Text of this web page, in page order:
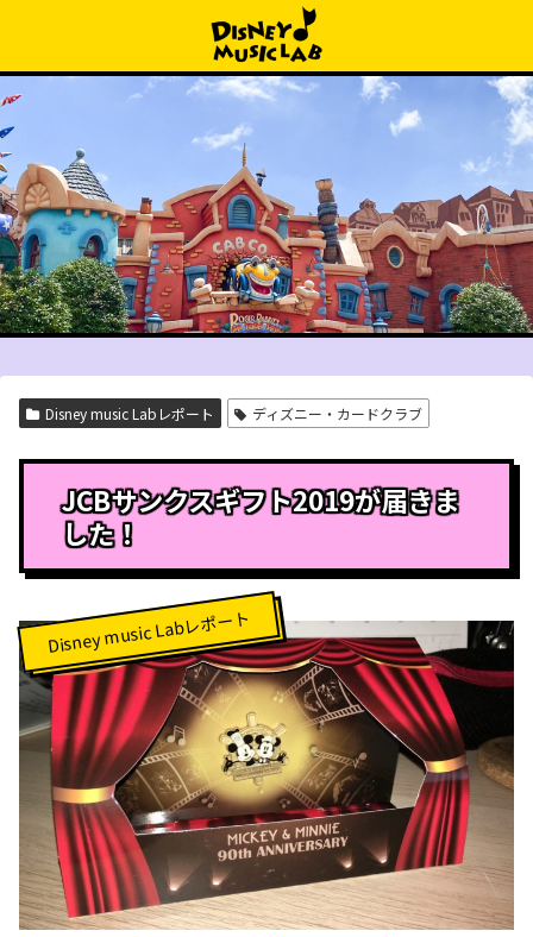
Disney music Labレポート ディズニー・カードクラブ
JCBサンクスギフト2019が届きま
した！
Disney music Labレポート